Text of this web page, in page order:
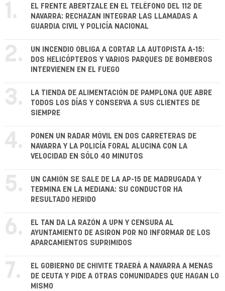
1.
EL FRENTE ABERTZALE EN EL TELÉFONO DEL 112 DE
NAVARRA: RECHAZAN INTEGRAR LAS LLAMADAS A
GUARDIA CIVIL Y POLICÍA NACIONAL
2.
UN INCENDIO OBLIGA A CORTAR LA AUTOPISTA A-15:
DOS HELICÓPTEROS Y VARIOS PARQUES DE BOMBEROS
INTERVIENEN EN EL FUEGO
3.
LA TIENDA DE ALIMENTACIÓN DE PAMPLONA QUE ABRE
TODOS LOS DÍAS Y CONSERVA A SUS CLIENTES DE
SIEMPRE
4.
PONEN UN RADAR MÓVIL EN DOS CARRETERAS DE
NAVARRA Y LA POLICÍA FORAL ALUCINA CON LA
VELOCIDAD EN SÓLO 40 MINUTOS
5.
UN CAMIÓN SE SALE DE LA AP-15 DE MADRUGADA Y
TERMINA EN LA MEDIANA: SU CONDUCTOR HA
RESULTADO HERIDO
6.
EL TAN DA LA RAZÓN A UPN Y CENSURA AL
AYUNTAMIENTO DE ASIRON POR NO INFORMAR DE LOS
APARCAMIENTOS SUPRIMIDOS
7.
EL GOBIERNO DE CHIVITE TRAERÁ A NAVARRA A MENAS
DE CEUTA Y PIDE A OTRAS COMUNIDADES QUE HAGAN LO
MISMO